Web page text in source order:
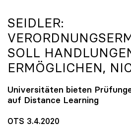
SEIDLER:
SOLL
ERMÖGLICHEN,
Universitäten bieten
auf Distance Learning
OTS 3.4.2020